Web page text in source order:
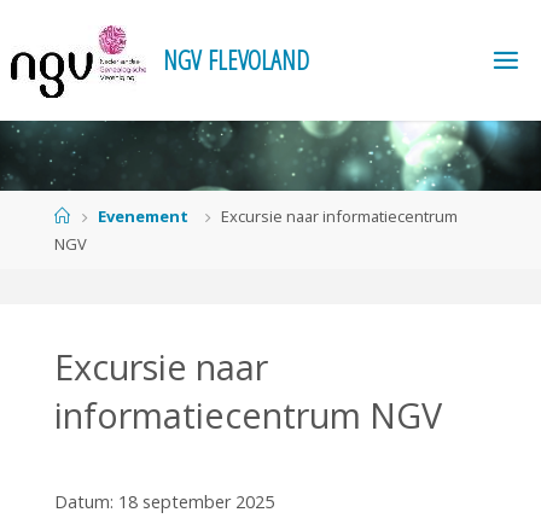
de
inhoud
NGV FLEVOLAND
HomeEvenement
Excursie naar informatiecentrum
NGV
Excursie naar
informatiecentrum NGV
Datum: 18 september 2025